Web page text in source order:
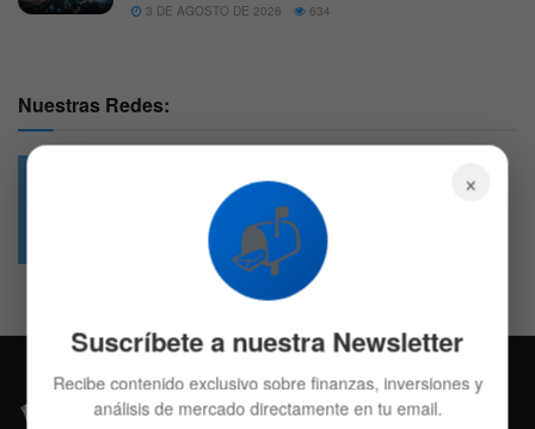
3 DE AGOSTO DE 2026 634
Nuestras Redes:
4.7k
Followers
×
📬
Suscríbete a nuestra Newsletter
Recibe contenido exclusivo sobre finanzas, inversiones y
análisis de mercado directamente en tu email.